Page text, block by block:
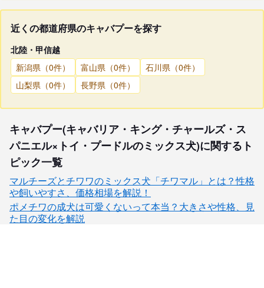
近くの都道府県のキャバプーを探す
北陸・甲信越
新潟県（0件）
富山県（0件）
石川県（0件）
山梨県（0件）
長野県（0件）
キャバプー(キャバリア・キング・チャールズ・ス
パニエル×トイ・プードルのミックス犬)に関するト
ピック一覧
マルチーズとチワワのミックス犬「チワマル」とは？性格
や飼いやすさ、価格相場を解説！
ポメチワの成犬は可愛くないって本当？大きさや性格、見
た目の変化を解説